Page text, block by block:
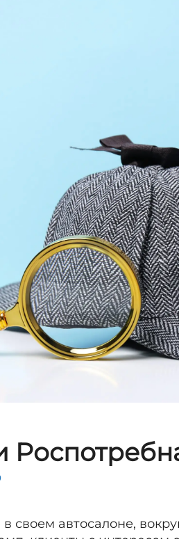
в своем автосалоне,